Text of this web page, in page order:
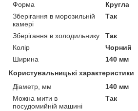
Форма
Кругла
Зберігання в морозильній
камері
Так
Зберігання в холодильнику
Так
Колір
Чорний
Ширина
140 мм
Користувальницькі характеристики
Діаметр, мм
140 мм
Можна мити в
посудомийній машині
Так